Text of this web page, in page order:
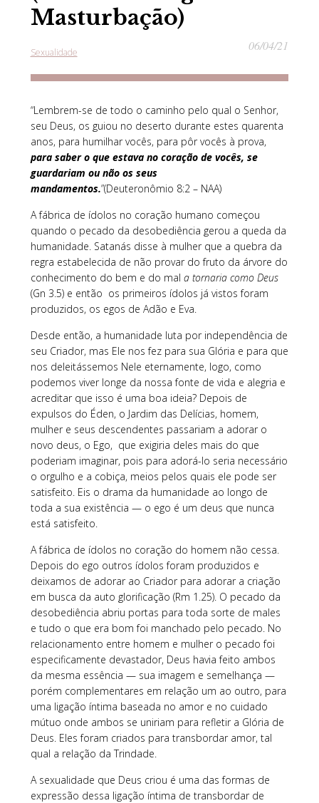
Masturbação)
Sexualidade 06/04/21
“Lembrem-se de todo o caminho pelo qual o Senhor,
seu Deus, os guiou no deserto durante estes quarenta
anos, para humilhar vocês, para pôr vocês à prova,
para saber o que estava no coração de vocês, se
guardariam ou não os seus
mandamentos.”(Deuteronômio 8:2 – NAA)
A fábrica de ídolos no coração humano começou
quando o pecado da desobediência gerou a queda da
humanidade. Satanás disse à mulher que a quebra da
regra estabelecida de não provar do fruto da árvore do
conhecimento do bem e do mal a tornaria como Deus
(Gn 3.5) e então os primeiros ídolos já vistos foram
produzidos, os egos de Adão e Eva.
Desde então, a humanidade luta por independência de
seu Criador, mas Ele nos fez para sua Glória e para que
nos deleitássemos Nele eternamente, logo, como
podemos viver longe da nossa fonte de vida e alegria e
acreditar que isso é uma boa ideia? Depois de
expulsos do Éden, o Jardim das Delícias, homem,
mulher e seus descendentes passariam a adorar o
novo deus, o Ego, que exigiria deles mais do que
poderiam imaginar, pois para adorá-lo seria necessário
o orgulho e a cobiça, meios pelos quais ele pode ser
satisfeito. Eis o drama da humanidade ao longo de
toda a sua existência — o ego é um deus que nunca
está satisfeito.
A fábrica de ídolos no coração do homem não cessa.
Depois do ego outros ídolos foram produzidos e
deixamos de adorar ao Criador para adorar a criação
em busca da auto glorificação (Rm 1.25). O pecado da
desobediência abriu portas para toda sorte de males
e tudo o que era bom foi manchado pelo pecado. No
relacionamento entre homem e mulher o pecado foi
especificamente devastador, Deus havia feito ambos
da mesma essência — sua imagem e semelhança —
porém complementares em relação um ao outro, para
uma ligação íntima baseada no amor e no cuidado
mútuo onde ambos se uniriam para refletir a Glória de
Deus. Eles foram criados para transbordar amor, tal
qual a relação da Trindade.
A sexualidade que Deus criou é uma das formas de
expressão dessa ligação íntima de transbordar de